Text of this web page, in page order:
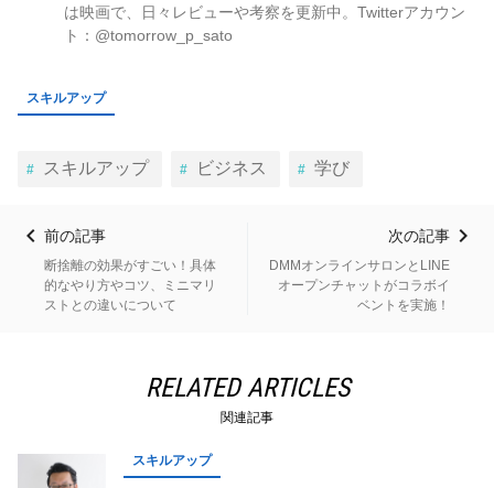
は映画で、日々レビューや考察を更新中。Twitterアカウン
ト：@tomorrow_p_sato
スキルアップ
スキルアップ ビジネス 学び
前の記事
断捨離の効果がすごい！具体
的なやり方やコツ、ミニマリ
ストとの違いについて
次の記事
DMMオンラインサロンとLINE
オープンチャットがコラボイ
ベントを実施！
RELATED ARTICLES
関連記事
スキルアップ